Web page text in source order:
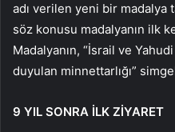
adı verilen yeni bir madalya
söz konusu madalyanın ilk
Madalyanın, “İsrail ve Yahudi
duyulan minnettarlığı”
9 YIL SONRA İLK ZİYARET